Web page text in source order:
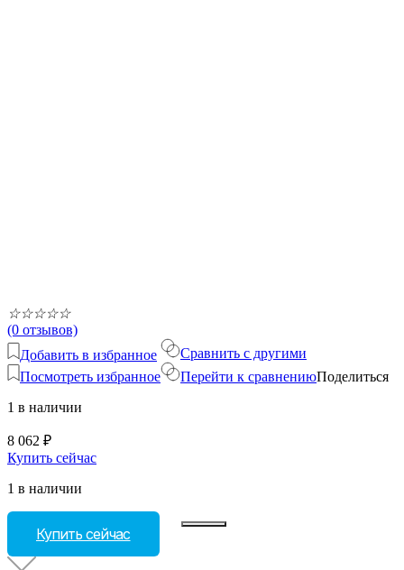
☆☆☆☆☆
(0 отзывов)
Добавить в избранное
Посмотреть избранное
Сравнить с другими
Перейти к сравнениюПоделиться
1 в наличии
8 062 ₽
Купить сейчас
1 в наличии
Купить сейчас
Количество